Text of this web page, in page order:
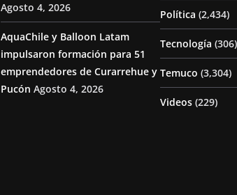
Agosto 4, 2026
AquaChile y Balloon Latam
impulsaron formación para 51
emprendedores de Curarrehue y
Pucón Agosto 4, 2026
Política (2,434)
Tecnología (306)
Temuco (3,304)
Videos (229)